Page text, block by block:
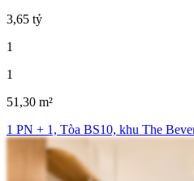
3,65 tỷ
1
1
51,30 m²
1 PN + 1, Tòa BS10, khu The